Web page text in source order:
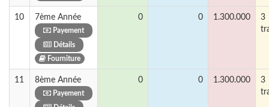
10 7ème Année
Payement
Détails
Fourniture
0 0 1.300.000
3
11 8ème Année
Payement
0 0 1.300.000
3